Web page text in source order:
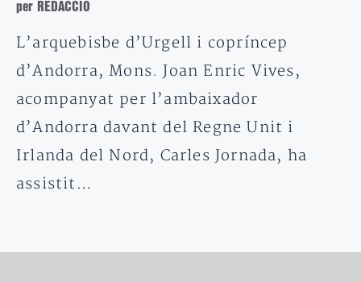
per REDACCIÓ
L’arquebisbe d’Urgell i copríncep
d’Andorra, Mons. Joan Enric Vives,
acompanyat per l’ambaixador
d’Andorra davant del Regne Unit i
Irlanda del Nord, Carles Jornada, ha
assistit…